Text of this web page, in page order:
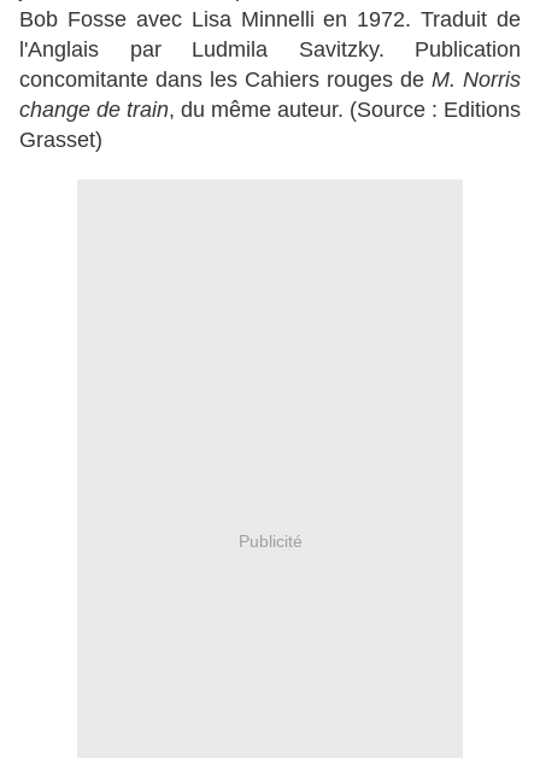
Bob Fosse avec Lisa Minnelli en 1972. Traduit de
l'Anglais par Ludmila Savitzky. Publication
concomitante dans les Cahiers rouges de M. Norris
change de train, du même auteur. (Source : Editions
Grasset)
Publicité